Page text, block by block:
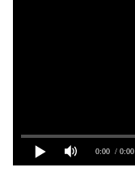
0:00 / 0:00